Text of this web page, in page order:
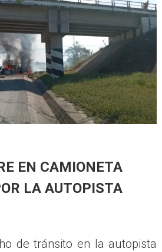
EN CAMIONETA
LA AUTOPISTA
de tránsito en la autopista